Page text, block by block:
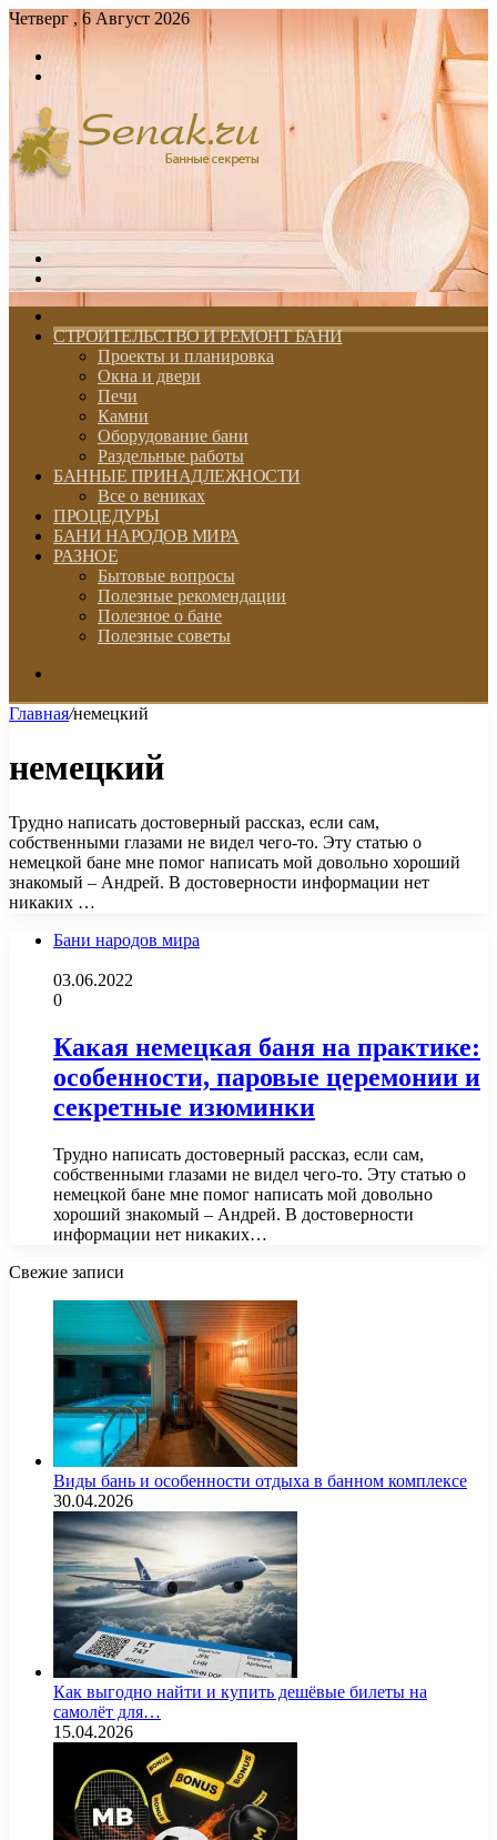
Четверг , 6 Август 2026
Войти
skin
СТРОИТЕЛЬСТВО И РЕМОНТ БАНИ
Проекты и планировка
Окна и двери
Печи
Камни
Оборудование бани
Раздельные работы
БАННЫЕ ПРИНАДЛЕЖНОСТИ
Все о вениках
ПРОЦЕДУРЫ
БАНИ НАРОДОВ МИРА
РАЗНОЕ
Бытовые вопросы
Полезные рекомендации
Полезное о бане
Полезные советы
Главная/немецкий
немецкий
Трудно написать достоверный рассказ, если сам,
собственными глазами не видел чего-то. Эту статью о
немецкой бане мне помог написать мой довольно хороший
знакомый – Андрей. В достоверности информации нет
никаких …
Бани народов мира
03.06.2022
0
Какая немецкая баня на практике:
особенности, паровые церемонии и
секретные изюминки
Трудно написать достоверный рассказ, если сам,
собственными глазами не видел чего-то. Эту статью о
немецкой бане мне помог написать мой довольно
хороший знакомый – Андрей. В достоверности
информации нет никаких…
Свежие записи
Виды бань и особенности отдыха в банном комплексе
30.04.2026
Как выгодно найти и купить дешёвые билеты на
самолёт для…
15.04.2026